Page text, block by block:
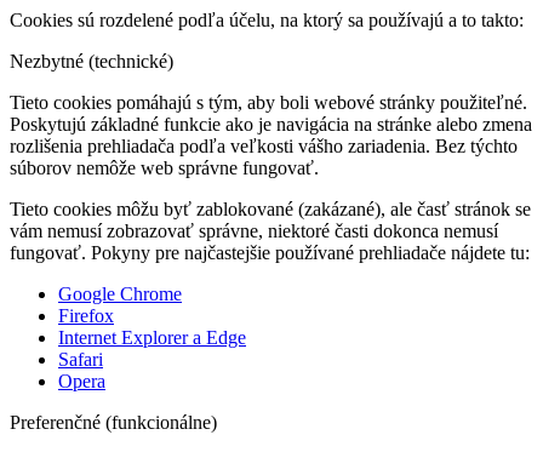
Cookies sú rozdelené podľa účelu, na ktorý sa používajú a to takto:
Nezbytné (technické)
Tieto cookies pomáhajú s tým, aby boli webové stránky použiteľné.
Poskytujú základné funkcie ako je navigácia na stránke alebo zmena
rozlišenia prehliadača podľa veľkosti vášho zariadenia. Bez týchto
súborov nemôže web správne fungovať.
Tieto cookies môžu byť zablokované (zakázané), ale časť stránok se
vám nemusí zobrazovať správne, niektoré časti dokonca nemusí
fungovať. Pokyny pre najčastejšie používané prehliadače nájdete tu:
Google Chrome
Firefox
Internet Explorer a Edge
Safari
Opera
Preferenčné (funkcionálne)